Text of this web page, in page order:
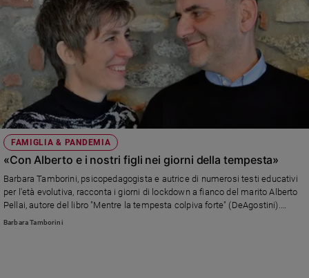
FAMIGLIA & PANDEMIA
«Con Alberto e i nostri figli nei giorni della tempesta»
Barbara Tamborini, psicopedagogista e autrice di numerosi testi educativi
per l'età evolutiva, racconta i giorni di lockdown a fianco del marito Alberto
Pellai, autore del libro "Mentre la tempesta colpiva forte" (DeAgostini).
«Alberto è un uomo che nella tempesta si arrabbia. Poi si butta anima e
Barbara Tamborini